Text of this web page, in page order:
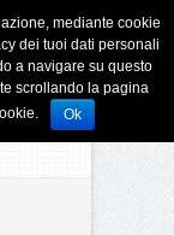
mediante cookie
dei tuoi dati personali
a navigare su questo
scrollando la pagina
Ok